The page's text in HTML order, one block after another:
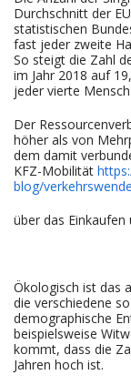
Durchschnitt der
statistischen
fast jeder zweite
So steigt die Zahl
im Jahr 2018 auf
jeder vierte
Der
höher als von
dem damit
KFZ-Mobilität
blog/verkehrswende
über das
Ökologisch ist das
die verschiedene
demographische
beispielsweise
kommt, dass die
Jahren hoch ist.